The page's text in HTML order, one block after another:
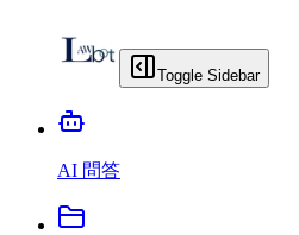
Toggle Sidebar
AI 問答